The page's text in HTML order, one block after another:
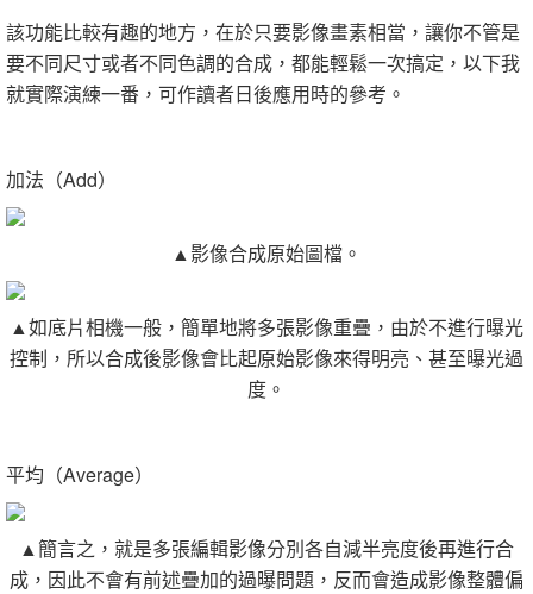
該功能比較有趣的地方，在於只要影像畫素相當，讓你不管是
要不同尺寸或者不同色調的合成，都能輕鬆一次搞定，以下我
就實際演練一番，可作讀者日後應用時的參考。
加法（Add）
▲影像合成原始圖檔。
▲如底片相機一般，簡單地將多張影像重疊，由於不進行曝光
控制，所以合成後影像會比起原始影像來得明亮、甚至曝光過
度。
平均（Average）
▲簡言之，就是多張編輯影像分別各自減半亮度後再進行合
成，因此不會有前述疊加的過曝問題，反而會造成影像整體偏